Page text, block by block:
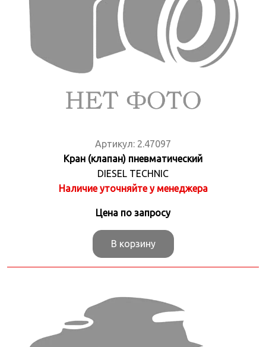
Артикул: 2.47097
Кран (клапан) пневматический
DIESEL TECHNIC
Наличие уточняйте у менеджера
Цена по запросу
В корзину